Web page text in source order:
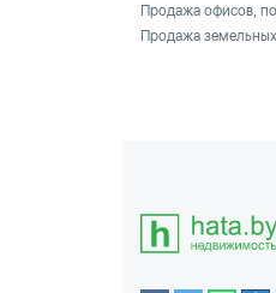
Продажа офисов,
Продажа